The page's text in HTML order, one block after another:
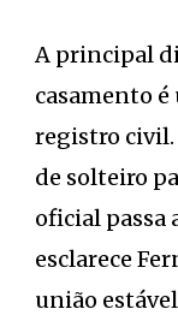
A principal
casamento é
registro civil.
de solteiro
oficial passa
esclarece
união